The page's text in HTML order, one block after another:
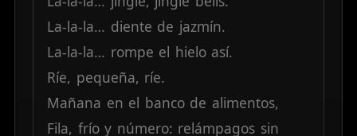
La-la-la… diente de jazmín.
La-la-la… rompe el hielo así.
Ríe, pequeña, ríe.
Mañana en el banco de alimentos,
Fila, frío y número: relámpagos sin